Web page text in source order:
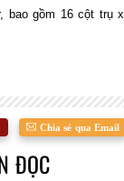
bao gồm 16 cột
Chia sẻ qua Email
ĐỌC